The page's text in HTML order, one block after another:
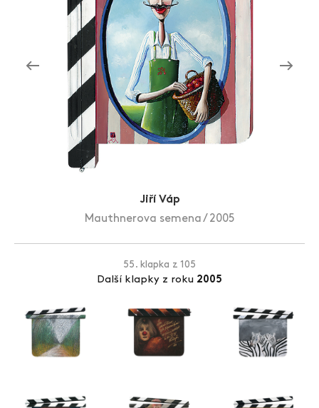
Aktuality
Zlín Film Festival
Jiří Váp
Mauthnerova semena / 2005
55. klapka z 105
Další klapky z roku 2005